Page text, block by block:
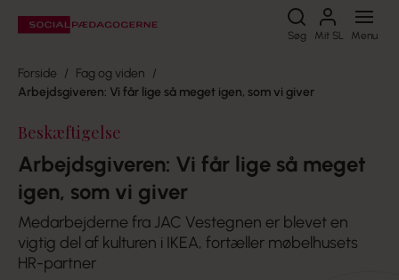
Søg Mit SL Menu
Søg
Forside
Fag og viden
Arbejdsgiveren: Vi får lige så meget igen, som vi giver
Beskæftigelse
Arbejdsgiveren: Vi får lige så meget
igen, som vi giver
Medarbejderne fra JAC Vestegnen er blevet en
vigtig del af kulturen i IKEA, fortæller møbelhusets
HR-partner